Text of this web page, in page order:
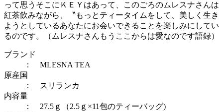
って思うそこにＫＥＹはあって、このごろのムレスナさんは
紅茶飲みながら、〝もっとティータイムをして、美しく生き
ようとしているあなたにお会いできることを楽しみにしてい
るのです。（ムレスナさんもうここからは愛なのです語録）
ブランド
： MLESNA TEA
原産国
： スリランカ
内容量
： 27.5ｇ（2.5ｇ×11包のティーバッグ)